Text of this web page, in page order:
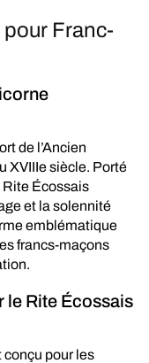
Franc-
de l’Ancien
XVIIIe siècle. Porté
Rite Écossais
et la solennité
emblématique
francs-maçons
le Rite Écossais
pour les